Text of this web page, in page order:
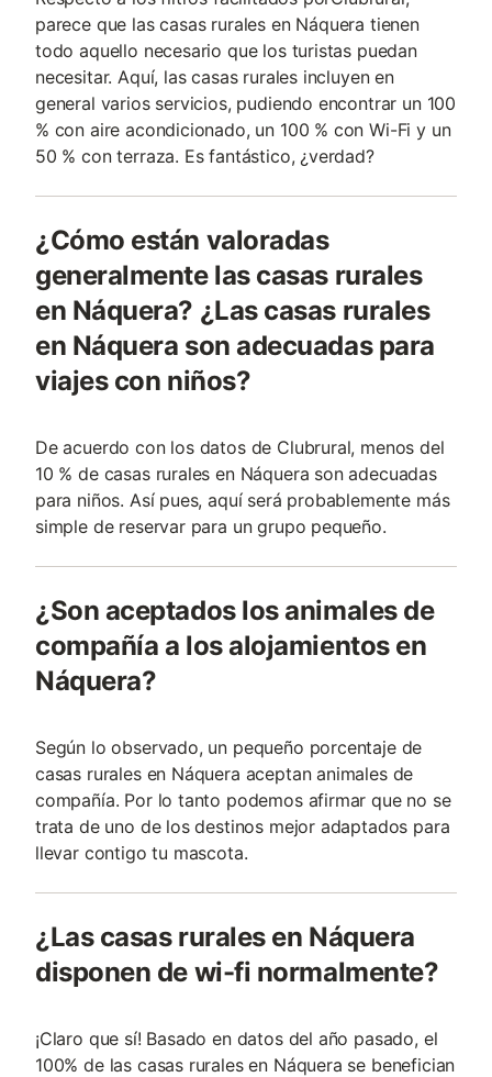
parece que las casas rurales en Náquera tienen
todo aquello necesario que los turistas puedan
necesitar. Aquí, las casas rurales incluyen en
general varios servicios, pudiendo encontrar un 100
% con aire acondicionado, un 100 % con Wi-Fi y un
50 % con terraza. Es fantástico, ¿verdad?
¿Cómo están valoradas
generalmente las casas rurales
en Náquera? ¿Las casas rurales
en Náquera son adecuadas para
viajes con niños?
De acuerdo con los datos de Clubrural, menos del
10 % de casas rurales en Náquera son adecuadas
para niños. Así pues, aquí será probablemente más
simple de reservar para un grupo pequeño.
¿Son aceptados los animales de
compañía a los alojamientos en
Náquera?
Según lo observado, un pequeño porcentaje de
casas rurales en Náquera aceptan animales de
compañía. Por lo tanto podemos afirmar que no se
trata de uno de los destinos mejor adaptados para
llevar contigo tu mascota.
¿Las casas rurales en Náquera
disponen de wi-fi normalmente?
¡Claro que sí! Basado en datos del año pasado, el
100% de las casas rurales en Náquera se benefician